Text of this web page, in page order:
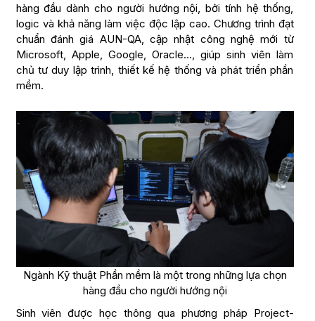
hàng đầu dành cho người hướng nội, bởi tính hệ thống,
logic và khả năng làm việc độc lập cao. Chương trình đạt
chuẩn đánh giá AUN-QA, cập nhật công nghệ mới từ
Microsoft, Apple, Google, Oracle…, giúp sinh viên làm
chủ tư duy lập trình, thiết kế hệ thống và phát triển phần
mềm.
Ngành Kỹ thuật Phần mềm là một trong những lựa chọn
hàng đầu cho người hướng nội
Sinh viên được học thông qua phương pháp Project-